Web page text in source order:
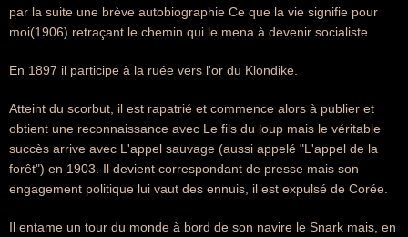
par la suite une brève autobiographie Ce que la vie signifie pour
moi(1906) retraçant le chemin qui le mena à devenir socialiste.
En 1897 il participe à la ruée vers l'or du Klondike.
Atteint du scorbut, il est rapatrié et commence alors à publier et
obtient une reconnaissance avec Le fils du loup mais le véritable
succès arrive avec L'appel sauvage (aussi appelé "L'appel de la
forêt") en 1903. Il devient correspondant de presse mais son
engagement politique lui vaut des ennuis, il est expulsé de Corée.
Il entame un tour du monde à bord de son navire le Snark mais, en